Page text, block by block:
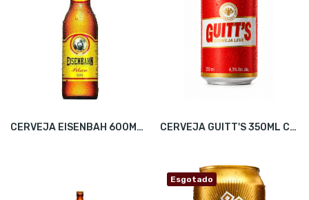
CERVEJA EISENBAH 600ML C/24 CERVEJA GUITT'S 350ML CX12
Esgotado